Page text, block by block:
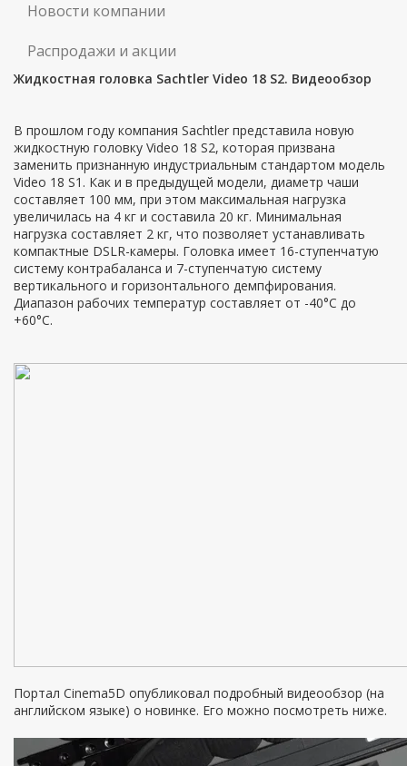
Новости компании
Распродажи и акции
Жидкостная головка Sachtler Video 18 S2. Видеообзор
В прошлом году компания Sachtler представила новую
жидкостную головку Video 18 S2, которая призвана
заменить признанную индустриальным стандартом модель
Video 18 S1. Как и в предыдущей модели, диаметр чаши
составляет 100 мм, при этом максимальная нагрузка
увеличилась на 4 кг и составила 20 кг. Минимальная
нагрузка составляет 2 кг, что позволяет устанавливать
компактные DSLR-камеры. Головка имеет 16-ступенчатую
систему контрабаланса и 7-ступенчатую систему
вертикального и горизонтального демпфирования.
Диапазон рабочих температур составляет от -40°C до
+60°C.
Портал Cinema5D опубликовал подробный видеообзор (на
английском языке) о новинке. Его можно посмотреть ниже.